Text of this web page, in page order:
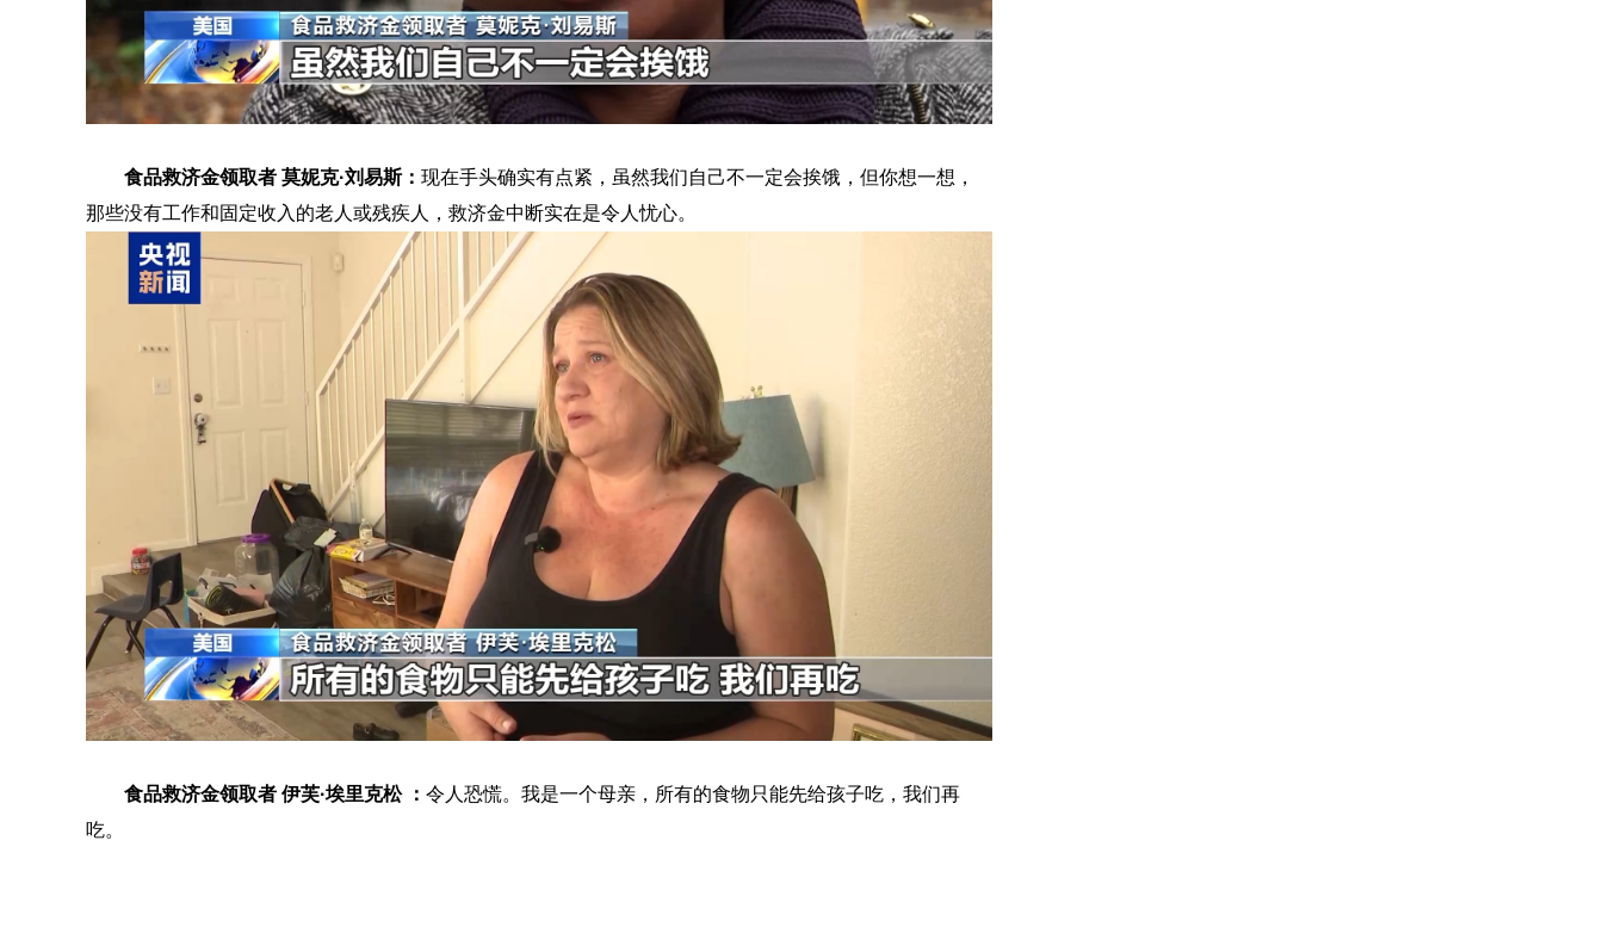
食品救济金领取者 莫妮克·刘易斯： 现在手头确实有点紧，虽然我们自己不一定会挨饿，但你想一想，
那些没有工作和固定收入的老人或残疾人，救济金中断实在是令人忧心。
食品救济金领取者 伊芙·埃里克松 ： 令人恐慌。我是一个母亲，所有的食物只能先给孩子吃，我们再
吃。